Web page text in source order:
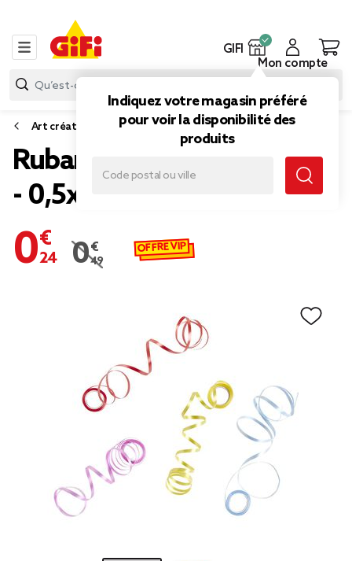
GIFI
Indiquez votre magasin préféré
pour voir la disponibilité des
produits
Mon compte
Art créatif et kit créatif
Ruban décoratif coloré x4
- 0,5x500cm
0,24 €
Prix remisé de 0,49 € à 0,24 €
0,49 € OFFRE VIP